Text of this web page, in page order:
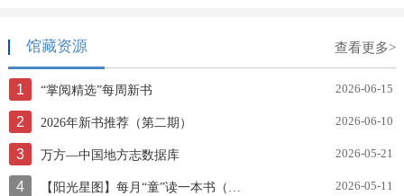
馆藏资源 查看更多>
1 “掌阅精选”每周新书 2026-06-15
2 2026年新书推荐（第二期） 2026-06-10
3 万方—中国地方志数据库 2026-05-21
4 2026-05-11